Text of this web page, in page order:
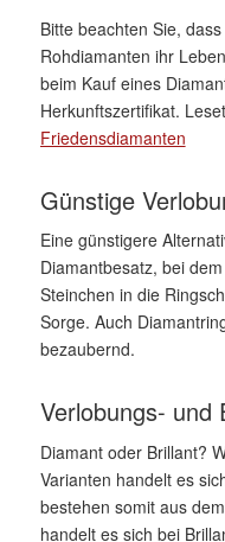
Bitte beachten Sie,
Rohdiamanten ihr
beim Kauf eines
Herkunftszertifikat.
Friedensdiamanten
Günstige
Eine günstigere
Diamantbesatz, bei
Steinchen in die
Sorge. Auch
bezaubernd.
Verlobungs- und
Diamant oder Brillant?
Varianten handelt es
bestehen somit aus
handelt es sich bei